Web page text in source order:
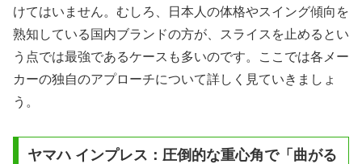
けてはいません。むしろ、日本人の体格やスイング傾向を
熟知している国内ブランドの方が、スライスを止めるとい
う点では最強であるケースも多いのです。ここでは各メー
カーの独自のアプローチについて詳しく見ていきましょ
う。
ヤマハ インプレス：圧倒的な重心角で「曲がる